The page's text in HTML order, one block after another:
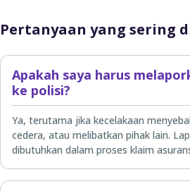
Pertanyaan yang sering
Apakah saya harus
ke polisi?
Ya, terutama jika kecelakaan
cedera, atau melibatkan pihak lain.
dibutuhkan dalam proses klaim